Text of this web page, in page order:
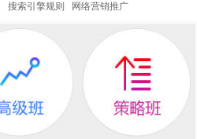
搜索引擎规则 网络营销推广